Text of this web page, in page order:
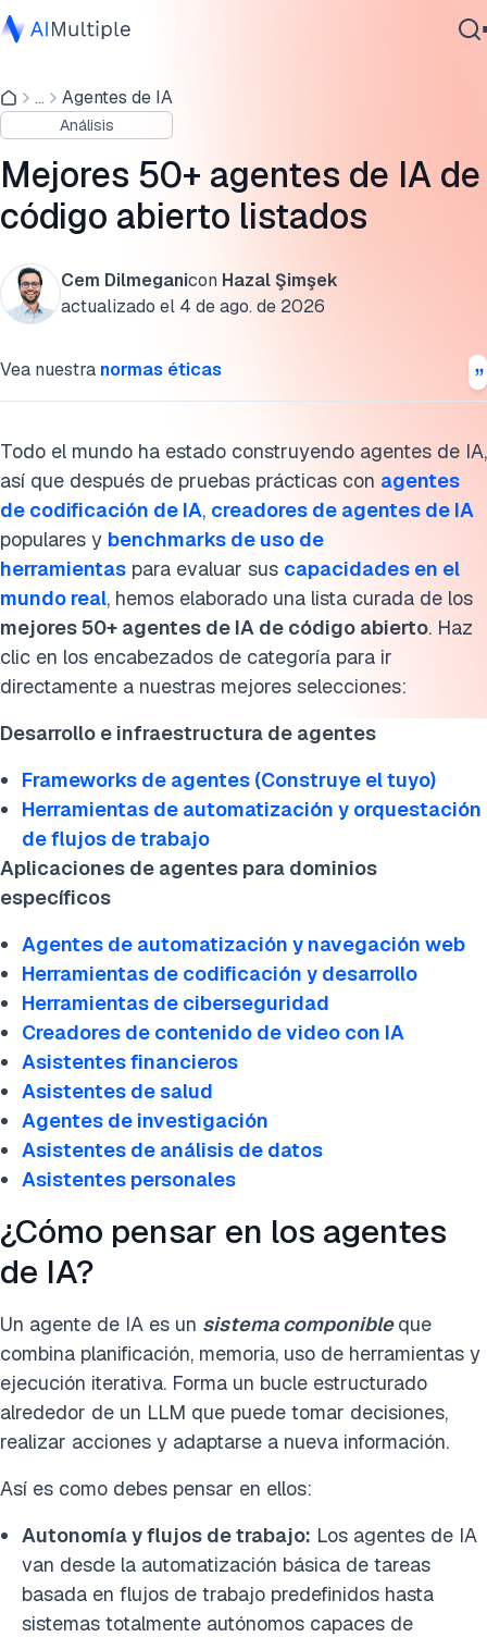
IA agencial
Ciberseguridad
Datos
Software empresarial
Servicios
... Agentes de IA
Análisis
Mejores 50+ agentes de IA de
código abierto listados
Cem Dilmeganicon Hazal Şimşek
actualizado el 4 de ago. de 2026
Vea nuestra normas éticas
Todo el mundo ha estado construyendo agentes de IA,
así que después de pruebas prácticas con agentes
de codificación de IA, creadores de agentes de IA
populares y benchmarks de uso de
herramientas para evaluar sus capacidades en el
mundo real, hemos elaborado una lista curada de los
mejores 50+ agentes de IA de código abierto. Haz
clic en los encabezados de categoría para ir
directamente a nuestras mejores selecciones:
Desarrollo e infraestructura de agentes
Frameworks de agentes (Construye el tuyo)
Herramientas de automatización y orquestación
de flujos de trabajo
Aplicaciones de agentes para dominios
específicos
Agentes de automatización y navegación web
Herramientas de codificación y desarrollo
Herramientas de ciberseguridad
Creadores de contenido de video con IA
Asistentes financieros
Asistentes de salud
Agentes de investigación
Asistentes de análisis de datos
Asistentes personales
¿Cómo pensar en los agentes
de IA?
Un agente de IA es un sistema componible que
combina planificación, memoria, uso de herramientas y
ejecución iterativa. Forma un bucle estructurado
alrededor de un LLM que puede tomar decisiones,
realizar acciones y adaptarse a nueva información.
Así es como debes pensar en ellos:
Autonomía y flujos de trabajo: Los agentes de IA
van desde la automatización básica de tareas
basada en flujos de trabajo predefinidos hasta
sistemas totalmente autónomos capaces de
¿Qué es exactamente un agente de IA?
Cuándo (y cuándo no) usar agentes de IA
1. Frameworks de agentes (Construye el tuyo)
4. Agentes de codificación y desarrollo
5. Agentes de ciberseguridad
6. Agentes de creación de contenido de video con IA
7. Agentes financieros
8. Agentes de salud
9. Agentes de investigación
10. Agentes de análisis de datos
11. Agentes de asistencia personal
Proyectos de agentes de IA en el mundo real
Cita esta investigación